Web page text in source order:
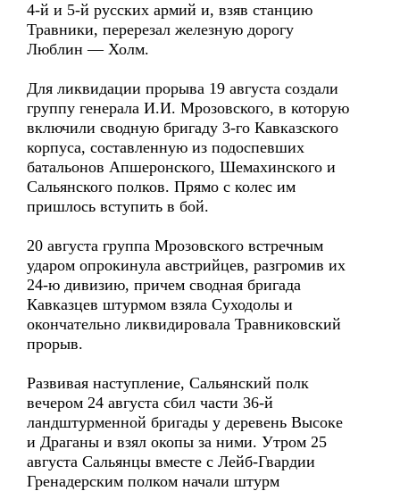
4-й и 5-й русских армий и, взяв станцию
Травники, перерезал железную дорогу
Люблин — Холм.
Для ликвидации прорыва 19 августа создали
группу генерала И.И. Мрозовского, в которую
включили сводную бригаду 3-го Кавказского
корпуса, составленную из подоспевших
батальонов Апшеронского, Шемахинского и
Сальянского полков. Прямо с колес им
пришлось вступить в бой.
20 августа группа Мрозовского встречным
ударом опрокинула австрийцев, разгромив их
24-ю дивизию, причем сводная бригада
Кавказцев штурмом взяла Суходолы и
окончательно ликвидировала Травниковский
прорыв.
Развивая наступление, Сальянский полк
вечером 24 августа сбил части 36-й
ландштурменной бригады у деревень Высоке
и Драганы и взял окопы за ними. Утром 25
августа Сальянцы вместе с Лейб-Гвардии
Гренадерским полком начали штурм